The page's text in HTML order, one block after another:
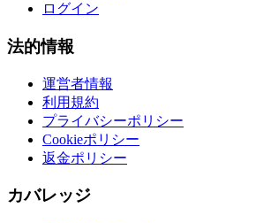
ログイン
法的情報
運営者情報
利用規約
プライバシーポリシー
Cookieポリシー
返金ポリシー
カバレッジ